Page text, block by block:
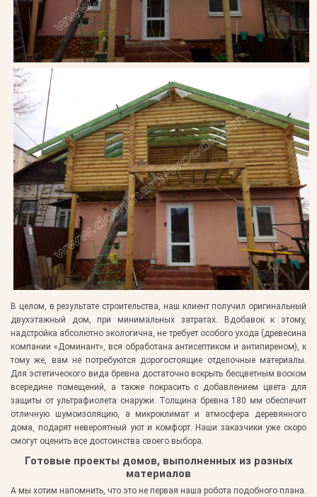
В целом, в результате строительства, наш клиент получил оригинальный
двухэтажный дом, при минимальных затратах. Вдобавок к этому,
надстройка абсолютно экологична, не требует особого ухода (древесина
компании «Доминант», вся обработана антисептиком и антипиреном), к
тому же, вам не потребуются дорогостоящие отделочные материалы.
Для эстетического вида бревна достаточно вскрыть бесцветным воском
всередине помещений, а также покрасить с добавлением цвета для
защиты от ультрафиолета снаружи. Толщина бревна 180 мм обеспечит
отличную шумоизоляцию, а микроклимат и атмосфера деревянного
дома, подарят невероятный уют и комфорт. Наши заказчики уже скоро
смогут оценить все достоинства своего выбора.
Готовые проекты домов, выполненных из разных
материалов
А мы хотим напомнить, что это не первая наша робота подобного плана.